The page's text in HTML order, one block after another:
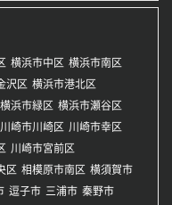
横浜市中区 横浜市南区
沢区 横浜市港北区
横浜市緑区 横浜市瀬谷区
川崎市川崎区 川崎市幸区
川崎市宮前区
区 相模原市南区 横須賀市
逗子市 三浦市 秦野市